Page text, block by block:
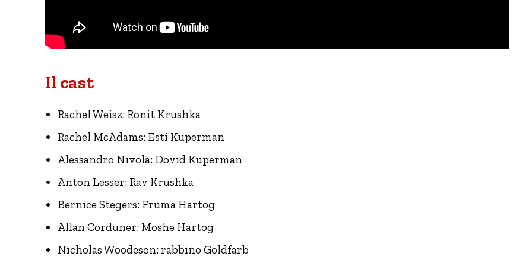
Il cast
Rachel Weisz: Ronit Krushka
Rachel McAdams: Esti Kuperman
Alessandro Nivola: Dovid Kuperman
Anton Lesser: Rav Krushka
Bernice Stegers: Fruma Hartog
Allan Corduner: Moshe Hartog
Nicholas Woodeson: rabbino Goldfarb